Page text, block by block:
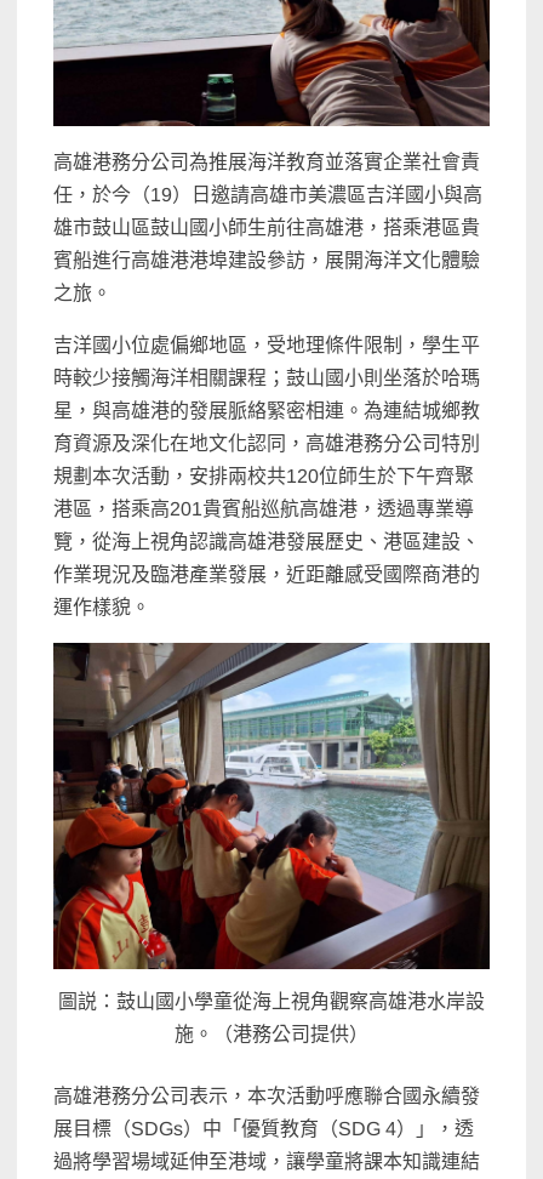
高雄港務分公司為推展海洋教育並落實企業社會責
任，於今（19）日邀請高雄市美濃區吉洋國小與高
雄市鼓山區鼓山國小師生前往高雄港，搭乘港區貴
賓船進行高雄港港埠建設參訪，展開海洋文化體驗
之旅。
吉洋國小位處偏鄉地區，受地理條件限制，學生平
時較少接觸海洋相關課程；鼓山國小則坐落於哈瑪
星，與高雄港的發展脈絡緊密相連。為連結城鄉教
育資源及深化在地文化認同，高雄港務分公司特別
規劃本次活動，安排兩校共120位師生於下午齊聚
港區，搭乘高201貴賓船巡航高雄港，透過專業導
覽，從海上視角認識高雄港發展歷史、港區建設、
作業現況及臨港產業發展，近距離感受國際商港的
運作樣貌。
圖説：鼓山國小學童從海上視角觀察高雄港水岸設
施。（港務公司提供）
高雄港務分公司表示，本次活動呼應聯合國永續發
展目標（SDGs）中「優質教育（SDG 4）」，透
過將學習場域延伸至港域，讓學童將課本知識連結